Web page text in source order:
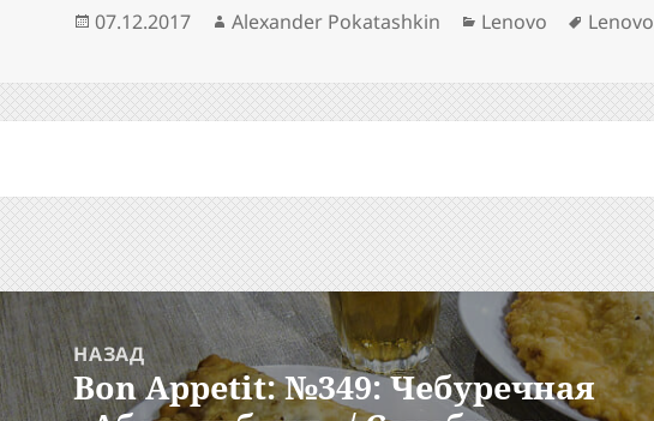
Опубликовано
07.12.2017 Автор
Alexander Pokatashkin Рубрики
Lenovo Метки
Lenovo
НАЗАД
Предыдущая
Bon Appetit: №349: Чебуречная